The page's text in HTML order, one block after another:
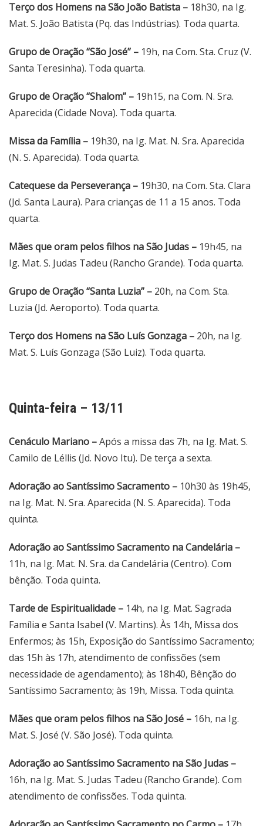
Terço dos Homens na São João Batista – 18h30, na Ig.
Mat. S. João Batista (Pq. das Indústrias). Toda quarta.
Grupo de Oração “São José” – 19h, na Com. Sta. Cruz (V.
Santa Teresinha). Toda quarta.
Grupo de Oração “Shalom” – 19h15, na Com. N. Sra.
Aparecida (Cidade Nova). Toda quarta.
Missa da Família – 19h30, na Ig. Mat. N. Sra. Aparecida
(N. S. Aparecida). Toda quarta.
Catequese da Perseverança – 19h30, na Com. Sta. Clara
(Jd. Santa Laura). Para crianças de 11 a 15 anos. Toda
quarta.
Mães que oram pelos filhos na São Judas – 19h45, na
Ig. Mat. S. Judas Tadeu (Rancho Grande). Toda quarta.
Grupo de Oração “Santa Luzia” – 20h, na Com. Sta.
Luzia (Jd. Aeroporto). Toda quarta.
Terço dos Homens na São Luís Gonzaga – 20h, na Ig.
Mat. S. Luís Gonzaga (São Luiz). Toda quarta.
Quinta-feira – 13/11
Cenáculo Mariano –Após a missa das 7h, na Ig. Mat. S.
Camilo de Léllis (Jd. Novo Itu). De terça a sexta.
Adoração ao Santíssimo Sacramento – 10h30 às 19h45,
na Ig. Mat. N. Sra. Aparecida (N. S. Aparecida). Toda
quinta.
Adoração ao Santíssimo Sacramento na Candelária –
11h, na Ig. Mat. N. Sra. da Candelária (Centro). Com
bênção. Toda quinta.
Tarde de Espiritualidade – 14h, na Ig. Mat. Sagrada
Família e Santa Isabel (V. Martins). Às 14h, Missa dos
Enfermos; às 15h, Exposição do Santíssimo Sacramento;
das 15h às 17h, atendimento de confissões (sem
necessidade de agendamento); às 18h40, Bênção do
Santíssimo Sacramento; às 19h, Missa. Toda quinta.
Mães que oram pelos filhos na São José – 16h, na Ig.
Mat. S. José (V. São José). Toda quinta.
Adoração ao Santíssimo Sacramento na São Judas –
16h, na Ig. Mat. S. Judas Tadeu (Rancho Grande). Com
atendimento de confissões. Toda quinta.